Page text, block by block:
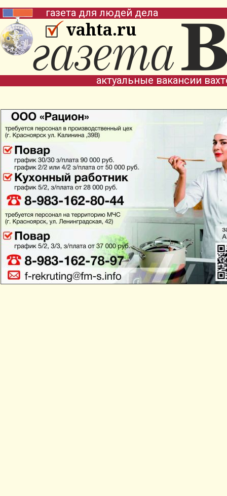
vahta.ru
газета для людей дела
актуальные вакансии